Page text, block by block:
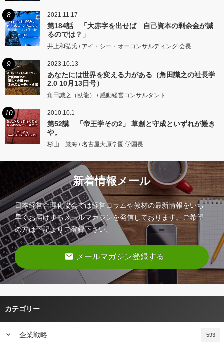
8 2021.11.17
第184話 「大赤字を出せば 自己資本の剰余金が減
るのでは？」
井上和弘氏 / アイ・シー・オーコンサルティング 会長
9 2023.10.13
あなたには世界を変える力がある（角田識之の社長学
2.0 10月13日号）
角田識之（臥龍） / 感動経営コンサルタント
10 2010.10.1
第52講 「帝王学その2」 草創と守成といずれが難き
や。
杉山 厳海 / 名古屋大原学園 学園長
新着情報メール
日本経営合理化協会では経営コラムや教材の最新情報をいち
早くお届けするメールマガジンを発信しております。ご希望
の方は下記よりご登録下さい。
email メールマガジン登録する
カテゴリー
keyboard_arrow_down 企業戦略 593